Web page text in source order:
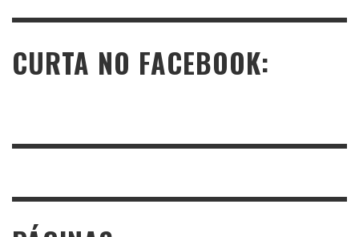
CURTA NO FACEBOOK: